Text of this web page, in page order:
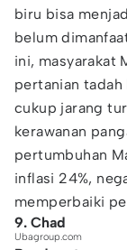
biru bisa
belum
ini, masyarakat
pertanian tadah
cukup jarang
kerawanan
pertumbuhan
inflasi 24%,
memperbaiki
9. Chad
Ubagroup.com